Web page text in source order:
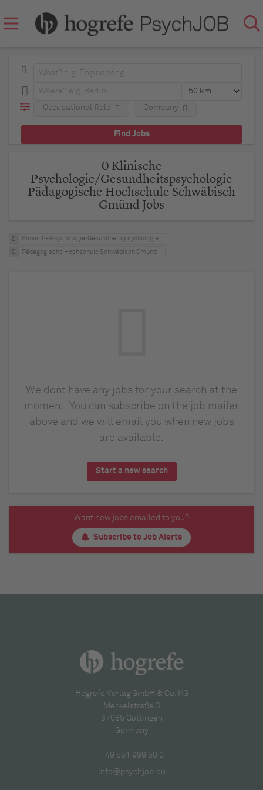
Occupational field Company
0 Klinische
Psychologie/Gesundheitspsychologie
Pädagogische Hochschule Schwäbisch
Gmünd Jobs
Klinische Psychologie/Gesundheitspsychologie
Pädagogische Hochschule Schwäbisch Gmünd
We dont have any jobs for your search at the
moment. You can subscribe on the job mailer
above and we will email you when new jobs
are available.
Start a new search
Want new jobs emailed to you?
Subscribe to Job Alerts
Hogrefe Verlag GmbH & Co. KG
Merkelstraße 3
37085 Göttingen
Germany
+49 551 999 50 0
info@psychjob.eu